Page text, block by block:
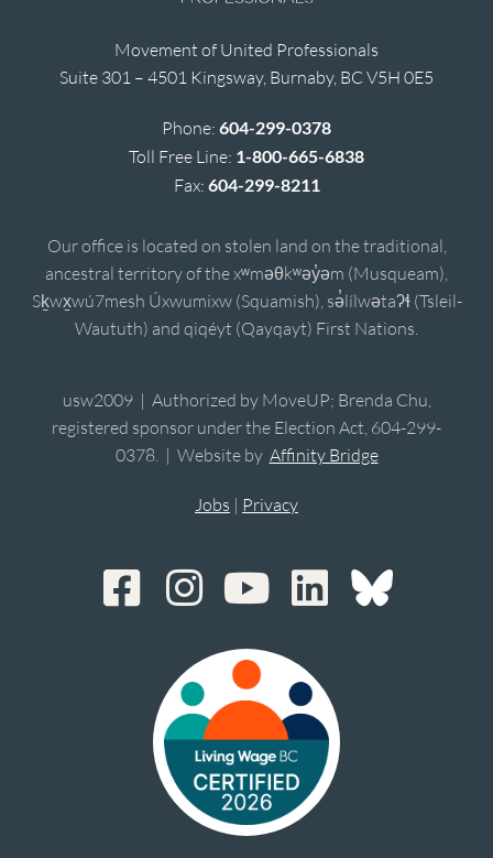
Movement of United Professionals
Suite 301 – 4501 Kingsway, Burnaby, BC V5H 0E5
Phone: 604-299-0378
Toll Free Line: 1-800-665-6838
Fax: 604-299-8211
Our office is located on stolen land on the traditional,
ancestral territory of the xʷməθkʷəy̓əm (Musqueam),
Sḵwx̱wú7mesh Úxwumixw (Squamish), sə̓lílwətaʔɬ (Tsleil-
Waututh) and qiqéyt (Qayqayt) First Nations.
usw2009 | Authorized by MoveUP; Brenda Chu,
registered sponsor under the Election Act, 604-299-
0378. | Website by Affinity Bridge
Jobs | Privacy